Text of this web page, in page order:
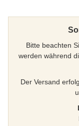
Bitte beachten
werden während
Der Versand